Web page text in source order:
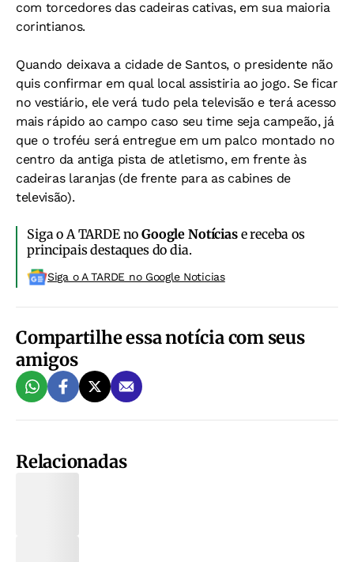
com torcedores das cadeiras cativas, em sua maioria
corintianos.
Quando deixava a cidade de Santos, o presidente não
quis confirmar em qual local assistiria ao jogo. Se ficar
no vestiário, ele verá tudo pela televisão e terá acesso
mais rápido ao campo caso seu time seja campeão, já
que o troféu será entregue em um palco montado no
centro da antiga pista de atletismo, em frente às
cadeiras laranjas (de frente para as cabines de
televisão).
Siga o A TARDE noGoogle Notíciase receba os
principais destaques do dia.
Siga o A TARDE no Google Noticias
Compartilhe essa notícia com seus
amigos
Relacionadas